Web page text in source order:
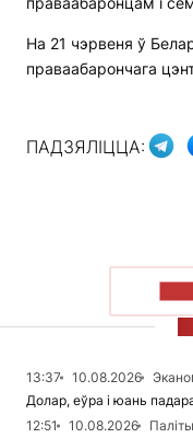
На 21 чэрвеня ў
праваабарончага
ПАДЗЯЛІЦЦА:
13:37 10.08.2026
Долар, еўра і юань
12:51
10.08.2026